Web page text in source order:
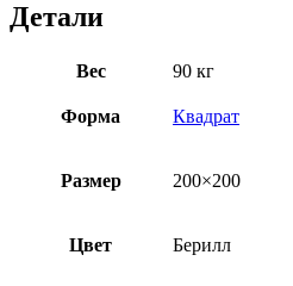
Детали
Вес 90 кг
Форма Квадрат
Размер 200×200
Цвет Берилл